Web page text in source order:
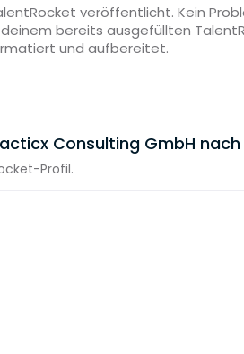
veröffentlicht. Kein
bereits ausgefüllten
und aufbereitet.
Consulting GmbH nach
Profil.